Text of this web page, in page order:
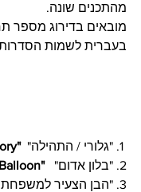
מהתכנים שונה.
מובאים בדירוג מספר
בעברית לשמות
"
2. "בלון אדום"
"Red Balloon"
3. "הבן הצעיר